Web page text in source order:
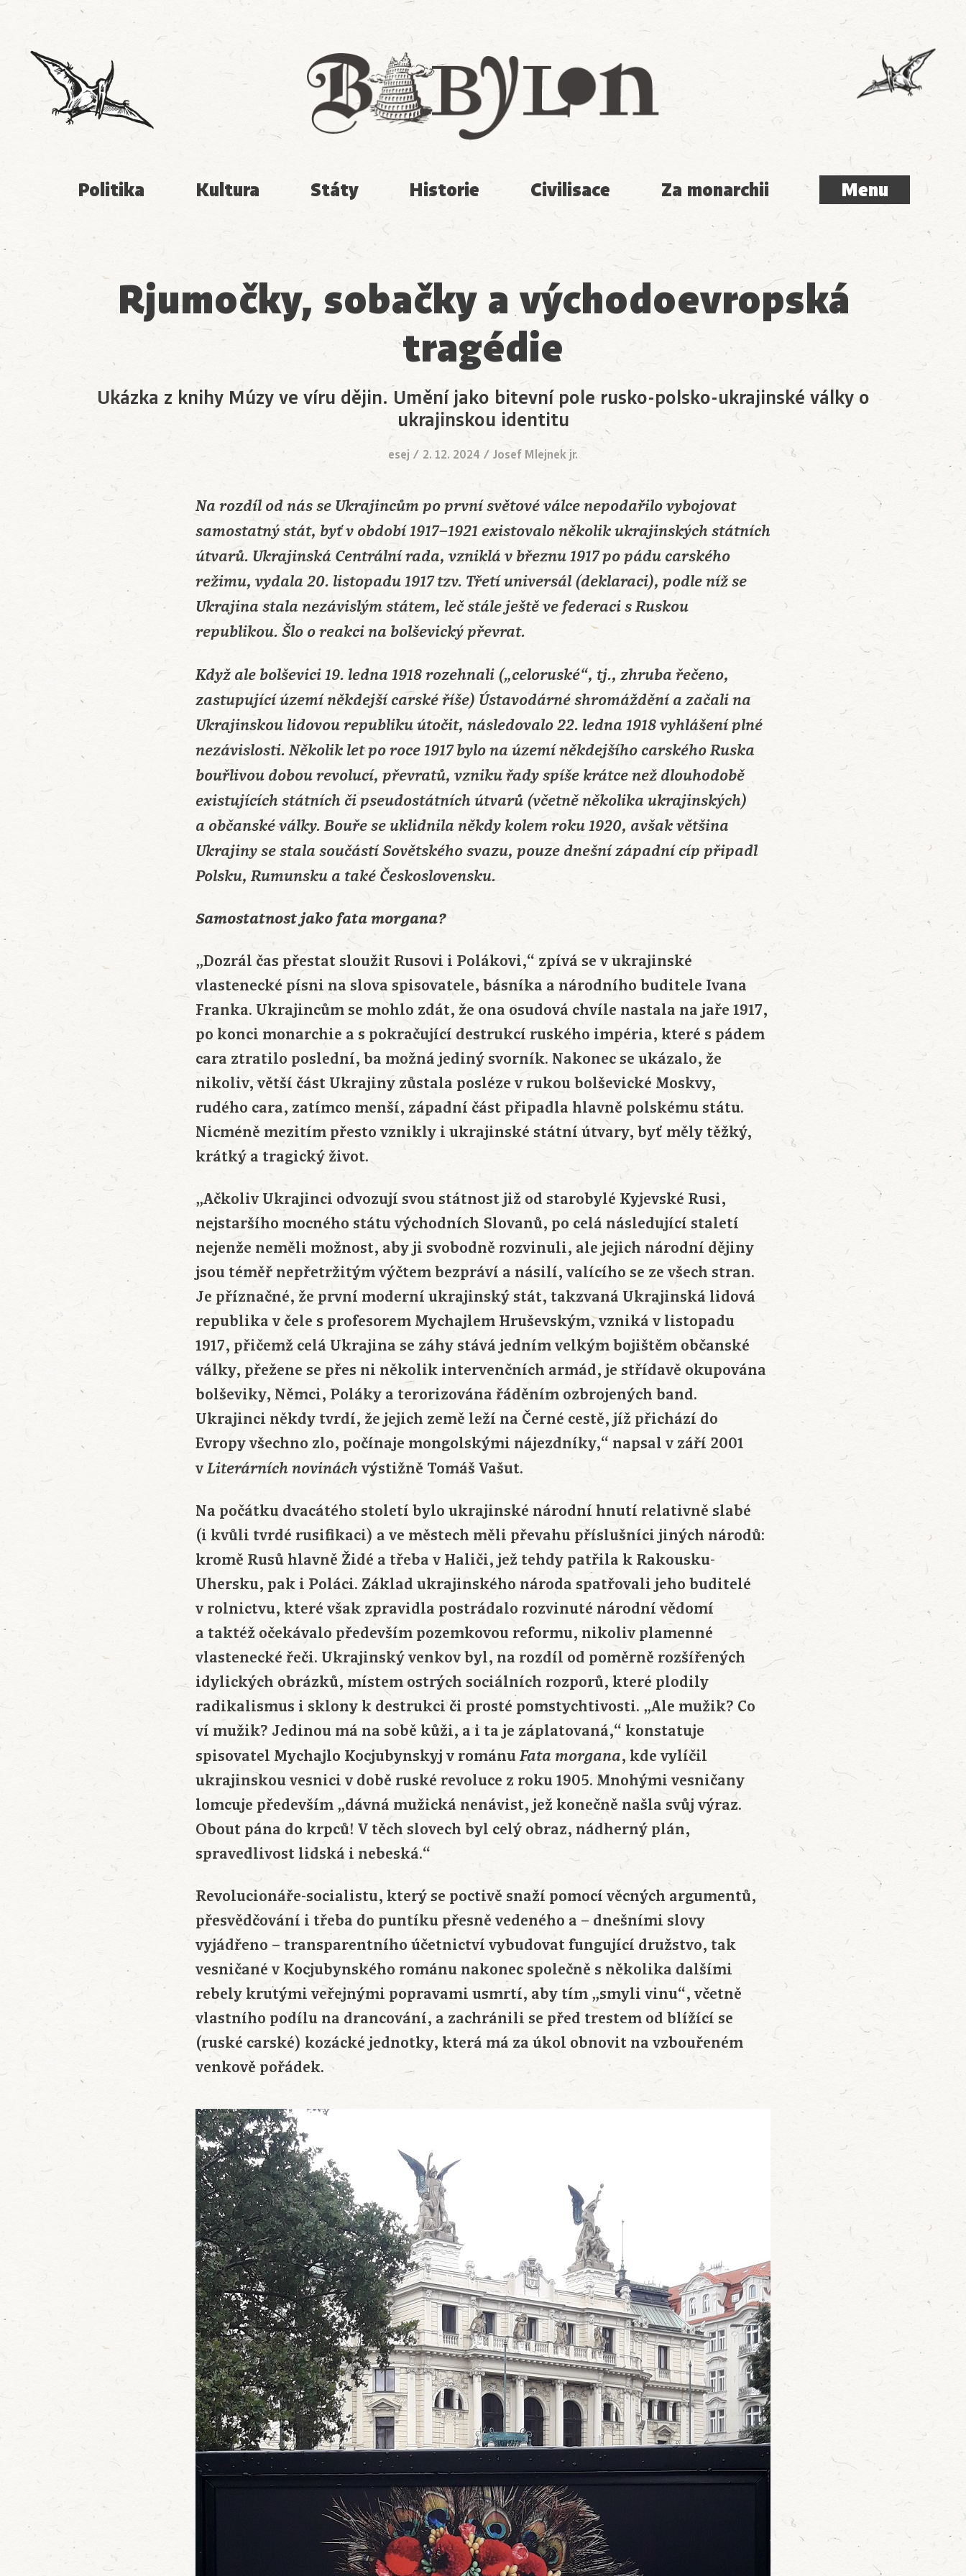
Babylon
Politika Kultura Státy Historie Civilisace Za monarchii Menu
Menu
Rjumočky, sobačky a východoevropská
tragédie
Ukázka z knihy Múzy ve víru dějin. Umění jako bitevní pole rusko-polsko-ukrajinské války o
ukrajinskou identitu
esej / 2. 12. 2024 / Josef Mlejnek jr.
Na rozdíl od nás se Ukrajincům po první světové válce nepodařilo vybojovat
samostatný stát, byť v období 1917–1921 existovalo několik ukrajinských státních
útvarů. Ukrajinská Centrální rada, vzniklá v březnu 1917 po pádu carského
režimu, vydala 20. listopadu 1917 tzv. Třetí universál (deklaraci), podle níž se
Ukrajina stala nezávislým státem, leč stále ještě ve federaci s Ruskou
republikou. Šlo o reakci na bolševický převrat.
Když ale bolševici 19. ledna 1918 rozehnali („celoruské“, tj., zhruba řečeno,
zastupující území někdejší carské říše) Ústavodárné shromáždění a začali na
Ukrajinskou lidovou republiku útočit, následovalo 22. ledna 1918 vyhlášení plné
nezávislosti. Několik let po roce 1917 bylo na území někdejšího carského Ruska
bouřlivou dobou revolucí, převratů, vzniku řady spíše krátce než dlouhodobě
existujících státních či pseudostátních útvarů (včetně několika ukrajinských)
a občanské války. Bouře se uklidnila někdy kolem roku 1920, avšak většina
Ukrajiny se stala součástí Sovětského svazu, pouze dnešní západní cíp připadl
Polsku, Rumunsku a také Československu.
Samostatnost jako fata morgana?
„Dozrál čas přestat sloužit Rusovi i Polákovi,“ zpívá se v ukrajinské
vlastenecké písni na slova spisovatele, básníka a národního buditele Ivana
Franka. Ukrajincům se mohlo zdát, že ona osudová chvíle nastala na jaře 1917,
po konci monarchie a s pokračující destrukcí ruského impéria, které s pádem
cara ztratilo poslední, ba možná jediný svorník. Nakonec se ukázalo, že
nikoliv, větší část Ukrajiny zůstala posléze v rukou bolševické Moskvy,
rudého cara, zatímco menší, západní část připadla hlavně polskému státu.
Nicméně mezitím přesto vznikly i ukrajinské státní útvary, byť měly těžký,
krátký a tragický život.
„Ačkoliv Ukrajinci odvozují svou státnost již od starobylé Kyjevské Rusi,
nejstaršího mocného státu východních Slovanů, po celá následující staletí
nejenže neměli možnost, aby ji svobodně rozvinuli, ale jejich národní dějiny
jsou téměř nepřetržitým výčtem bezpráví a násilí, valícího se ze všech stran.
Je příznačné, že první moderní ukrajinský stát, takzvaná Ukrajinská lidová
republika v čele s profesorem Mychajlem Hruševským, vzniká v listopadu
1917, přičemž celá Ukrajina se záhy stává jedním velkým bojištěm občanské
války, přežene se přes ni několik intervenčních armád, je střídavě okupována
bolševiky, Němci, Poláky a terorizována řáděním ozbrojených band.
Ukrajinci někdy tvrdí, že jejich země leží na Černé cestě, jíž přichází do
Evropy všechno zlo, počínaje mongolskými nájezdníky,“ napsal v září 2001
v Literárních novinách výstižně Tomáš Vašut.
Na počátku dvacátého století bylo ukrajinské národní hnutí relativně slabé
(i kvůli tvrdé rusifikaci) a ve městech měli převahu příslušníci jiných národů:
kromě Rusů hlavně Židé a třeba v Haliči, jež tehdy patřila k Rakousku-
Uhersku, pak i Poláci. Základ ukrajinského národa spatřovali jeho buditelé
v rolnictvu, které však zpravidla postrádalo rozvinuté národní vědomí
a taktéž očekávalo především pozemkovou reformu, nikoliv plamenné
vlastenecké řeči. Ukrajinský venkov byl, na rozdíl od poměrně rozšířených
idylických obrázků, místem ostrých sociálních rozporů, které plodily
radikalismus i sklony k destrukci či prosté pomstychtivosti. „Ale mužik? Co
ví mužik? Jedinou má na sobě kůži, a i ta je záplatovaná,“ konstatuje
spisovatel Mychajlo Kocjubynskyj v románu Fata morgana, kde vylíčil
ukrajinskou vesnici v době ruské revoluce z roku 1905. Mnohými vesničany
lomcuje především „dávná mužická nenávist, jež konečně našla svůj výraz.
Obout pána do krpců! V těch slovech byl celý obraz, nádherný plán,
spravedlivost lidská i nebeská.“
Revolucionáře-socialistu, který se poctivě snaží pomocí věcných argumentů,
přesvědčování i třeba do puntíku přesně vedeného a – dnešními slovy
vyjádřeno – transparentního účetnictví vybudovat fungující družstvo, tak
vesničané v Kocjubynského románu nakonec společně s několika dalšími
rebely krutými veřejnými popravami usmrtí, aby tím „smyli vinu“, včetně
vlastního podílu na drancování, a zachránili se před trestem od blížící se
(ruské carské) kozácké jednotky, která má za úkol obnovit na vzbouřeném
venkově pořádek.